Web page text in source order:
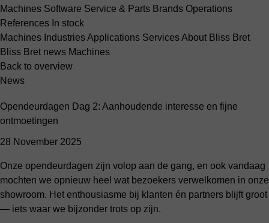
Machines Software Service & Parts Brands Operations
References In stock
Machines IndustriesApplications ServicesAbout Bliss Bret
Bliss Bret news Machines
Back to overview
News
Opendeurdagen Dag 2: Aanhoudende interesse en fijne
ontmoetingen
28 November 2025
Onze opendeurdagen zijn volop aan de gang, en ook vandaag
mochten we opnieuw heel wat bezoekers verwelkomen in onze
showroom. Het enthousiasme bij klanten én partners blijft groot
— iets waar we bijzonder trots op zijn.